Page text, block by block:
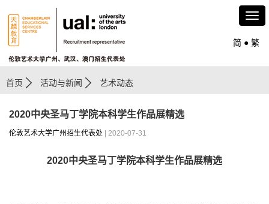
简 ● 繁
首页 活动与新闻 艺术动态
2020中央圣马丁学院本科学生作品展精选
伦敦艺术大学广州招生代表处 | 2020-07-31
2020中央圣马丁学院本科学生作品展精选